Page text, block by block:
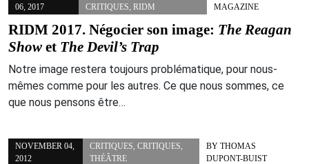
06, 2017
CRITIQUES RIDM
MAGAZINE
RIDM 2017. Négocier son image: The Reagan
Show et The Devil’s Trap
Notre image restera toujours problématique, pour nous-
mêmes comme pour les autres. Ce que nous sommes, ce
que nous pensons être…
NOVEMBER 04,
2012
CRITIQUES CRITIQUES
THÉÂTRE
BYTHOMAS
DUPONT-BUIST